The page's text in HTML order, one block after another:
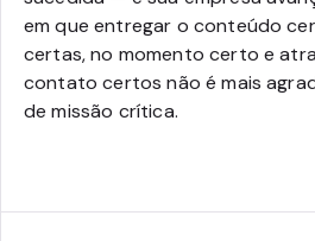
em que entregar o conteúdo
certas, no momento certo e
contato certos não é mais
de missão crítica.